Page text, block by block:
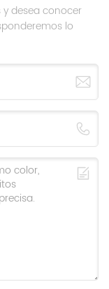
desea conocer
lo